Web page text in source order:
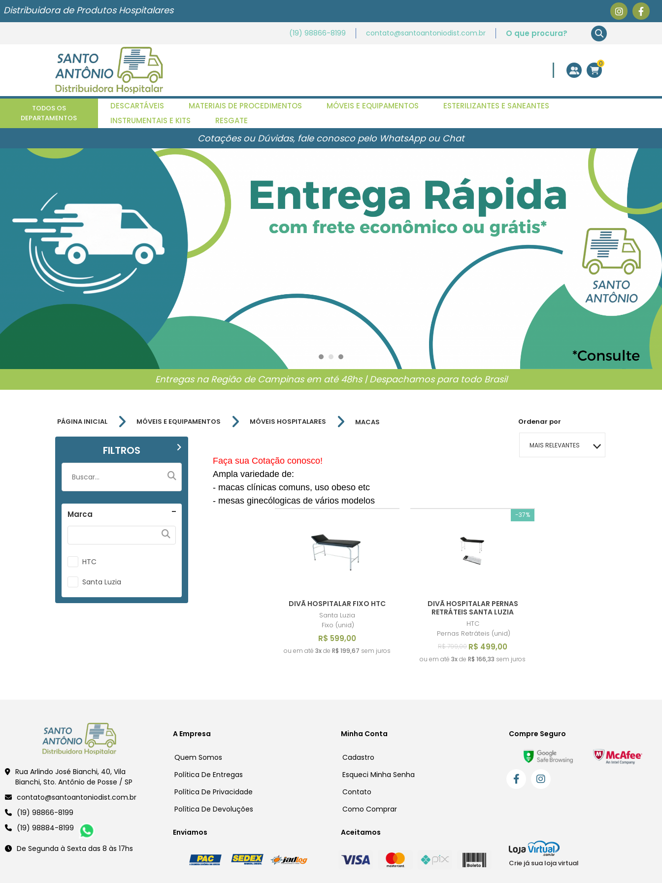
Distribuidora de Produtos Hospitalares
(19) 98866-8199 contato@santoantoniodist.com.br
0
TODOS OS
DEPARTAMENTOS
DESCARTÁVEIS MATERIAIS DE PROCEDIMENTOS MÓVEIS E EQUIPAMENTOS
ESTERILIZANTES E SANEANTES
INSTRUMENTAIS E KITS
RESGATE
Cotações ou Dúvidas, fale conosco pelo WhatsApp ou Chat
Entregas na Região de Campinas em até 48hs | Despachamos para todo Brasil
PÁGINA INICIAL MÓVEIS E EQUIPAMENTOS MÓVEIS HOSPITALARES MACAS Ordenar por
MAIS RELEVANTES
MAIOR PREÇO
FILTROS
Marca
HTC
Santa Luzia
Faça sua Cotação conosco!
Ampla variedade de:
- macas clínicas comuns, uso obeso etc
- mesas ginecólogicas de vários modelos
DIVÃ HOSPITALAR FIXO HTC
Santa Luzia
Fixo (unid)
R$ 599,00
ou em até 3xde R$ 199,67 sem juros
-37%
DIVÃ HOSPITALAR PERNAS
RETRÁTEIS SANTA LUZIA
HTC
Pernas Retráteis (unid)
R$ 799,00 R$ 499,00
ou em até 3xde R$ 166,33 sem juros
Rua Arlindo José Bianchi, 40, Vila
Bianchi, Sto. Antônio de Posse / SP
contato@santoantoniodist.com.br
(19) 98866-8199
(19) 98884-8199
De Segunda à Sexta das 8 às 17hs
A Empresa
Quem Somos
Política De Entregas
Política De Privacidade
Política De Devoluções
Enviamos
Minha Conta
Cadastro
Esqueci Minha Senha
Contato
Como Comprar
Aceitamos
Compre Seguro
Crie já sua loja virtual